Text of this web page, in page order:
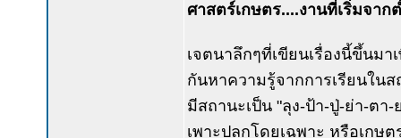
ศาสตร์เกษตร....งานที่เริ่มจาก
เจตนาลึกๆที่เขียนเรื่องนี้ขึ้นม
กันหาความรู้จากการเรียนใน
มีสถานะเป็น "ลุง-ป้า-ปู่-ย่า-ตา
เพาะปลูกโดยเฉพาะ หรือเกษ